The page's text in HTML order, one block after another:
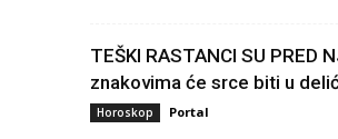
TEŠKI RASTANCI SU PRED
znakovima će srce biti u
Horoskop Portal